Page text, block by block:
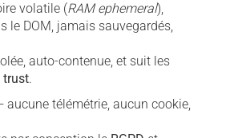
volatile (RAM ephemeral),
le DOM, jamais sauvegardés,
auto-contenue, et suit les
trust.
aucune télémétrie, aucun cookie,